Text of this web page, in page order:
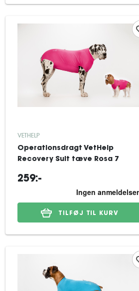
VETHELP
Operationsdragt VetHelp
Recovery Suit tæve Rosa 7
259:-
TILFØJ TIL KURV